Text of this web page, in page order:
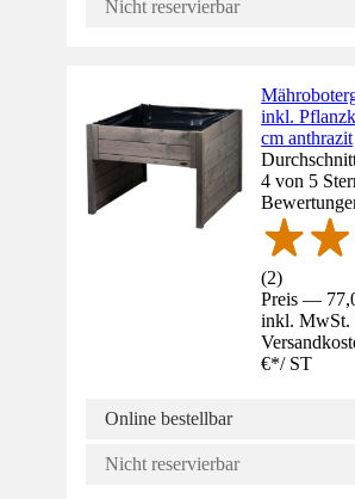
Nicht reservierbar
inkl.
cm anthrazit
4 von 5
(2)
Preis —
inkl. MwSt.
€*/ ST
Online bestellbar
Nicht reservierbar